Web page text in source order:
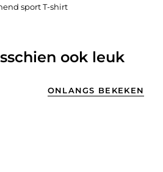
sport T-shirt
ook leuk
ONLANGS BEKEKEN